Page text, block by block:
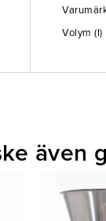
Volym (l)
även